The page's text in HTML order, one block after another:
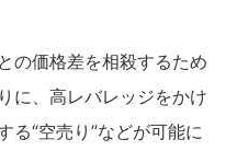
の価格差を相殺するため
に、高レバレッジをかけ
る“空売り”などが可能に